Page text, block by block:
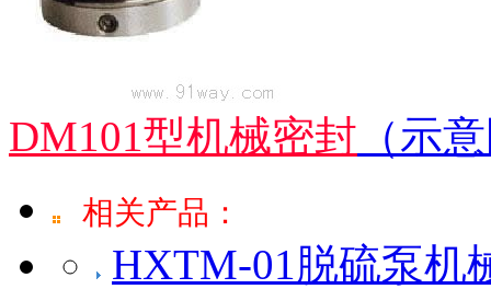
DM101型机械密封 （示
相关产品：
HXTM-01脱硫泵机